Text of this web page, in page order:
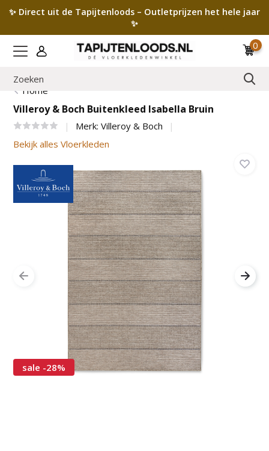
✨ Direct uit de Tapijtenloods – Outletprijzen het hele jaar
✨
0
Home
Villeroy & Boch Buitenkleed Isabella Bruin
Merk:Villeroy & Boch
Bekijk alles Vloerkleden
sale -28%